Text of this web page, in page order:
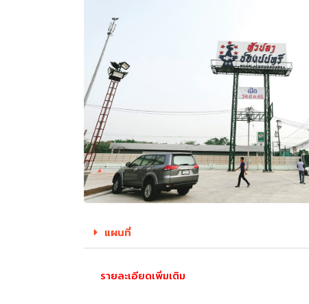
แผนที่
รายละเอียดเพิ่มเติม